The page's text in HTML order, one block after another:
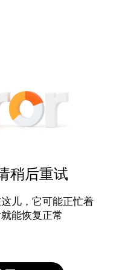
稍后重试
儿，它可能正忙着
能恢复正常